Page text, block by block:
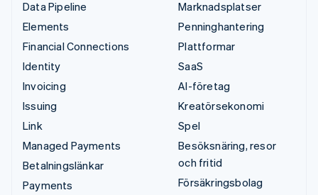
Data Pipeline
Elements
Financial Connections
Identity
Invoicing
Issuing
Link
Managed Payments
Betalningslänkar
Payments
Marknadsplatser
Penninghantering
Plattformar
SaaS
AI-företag
Kreatörsekonomi
Spel
Besöksnäring, resor
och fritid
Försäkringsbolag